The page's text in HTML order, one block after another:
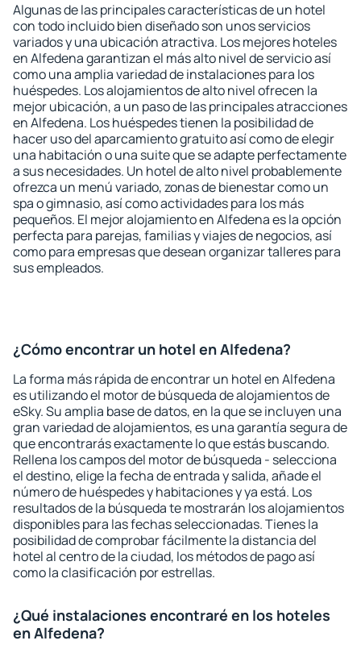
Algunas de las principales características de un hotel
con todo incluido bien diseñado son unos servicios
variados y una ubicación atractiva. Los mejores hoteles
en Alfedena garantizan el más alto nivel de servicio así
como una amplia variedad de instalaciones para los
huéspedes. Los alojamientos de alto nivel ofrecen la
mejor ubicación, a un paso de las principales atracciones
en Alfedena. Los huéspedes tienen la posibilidad de
hacer uso del aparcamiento gratuito así como de elegir
una habitación o una suite que se adapte perfectamente
a sus necesidades. Un hotel de alto nivel probablemente
ofrezca un menú variado, zonas de bienestar como un
spa o gimnasio, así como actividades para los más
pequeños. El mejor alojamiento en Alfedena es la opción
perfecta para parejas, familias y viajes de negocios, así
como para empresas que desean organizar talleres para
sus empleados.
¿Cómo encontrar un hotel en Alfedena?
La forma más rápida de encontrar un hotel en Alfedena
es utilizando el motor de búsqueda de alojamientos de
eSky. Su amplia base de datos, en la que se incluyen una
gran variedad de alojamientos, es una garantía segura de
que encontrarás exactamente lo que estás buscando.
Rellena los campos del motor de búsqueda - selecciona
el destino, elige la fecha de entrada y salida, añade el
número de huéspedes y habitaciones y ya está. Los
resultados de la búsqueda te mostrarán los alojamientos
disponibles para las fechas seleccionadas. Tienes la
posibilidad de comprobar fácilmente la distancia del
hotel al centro de la ciudad, los métodos de pago así
como la clasificación por estrellas.
¿Qué instalaciones encontraré en los hoteles
en Alfedena?